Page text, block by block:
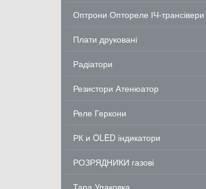
Оптрони Оптореле ІЧ-трансівери
Плати друковані
Радіатори
Резистори Атенюатор
Реле Геркони
РК и OLED індикатори
РОЗРЯДНИКИ газові
Тара Упаковка